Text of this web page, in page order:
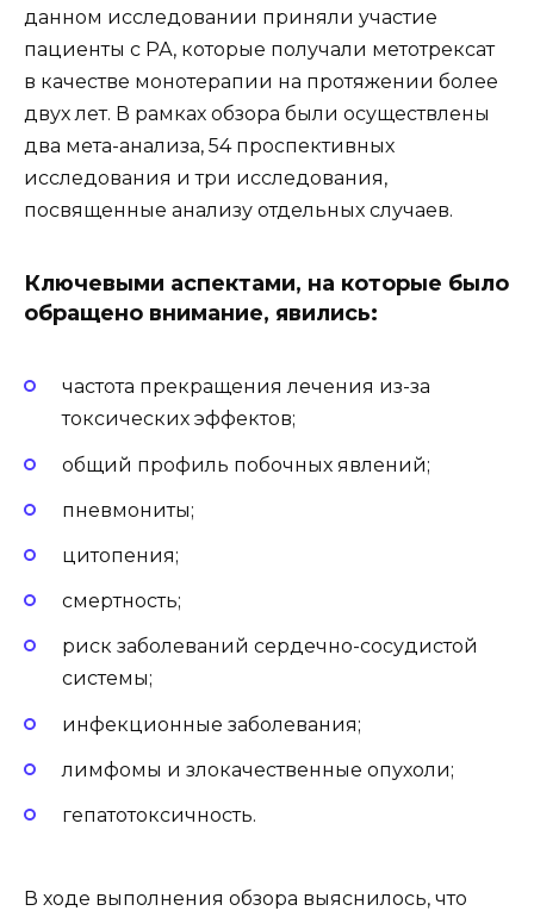
данном исследовании приняли участие
пациенты с РА, которые получали метотрексат
в качестве монотерапии на протяжении более
двух лет. В рамках обзора были осуществлены
два мета-анализа, 54 проспективных
исследования и три исследования,
посвященные анализу отдельных случаев.
Ключевыми аспектами, на которые было
обращено внимание, явились:
частота прекращения лечения из-за
токсических эффектов;
общий профиль побочных явлений;
пневмониты;
цитопения;
смертность;
риск заболеваний сердечно-сосудистой
системы;
инфекционные заболевания;
лимфомы и злокачественные опухоли;
гепатотоксичность.
В ходе выполнения обзора выяснилось, что